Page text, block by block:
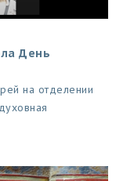
День
на отделении